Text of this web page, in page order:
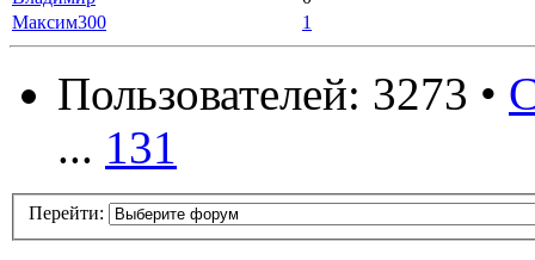
Максим300
1
Пользователей: 3273 •
... 131
Перейти: